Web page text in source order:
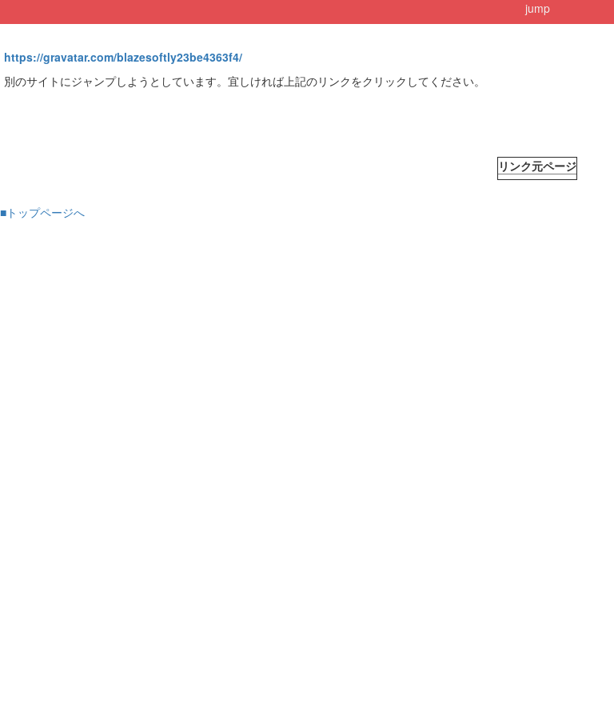
jump
https://gravatar.com/blazesoftly23be4363f4/
別のサイトにジャンプしようとしています。宜しければ上記のリンクをクリックしてください。
リンク元ページ
■トップページへ